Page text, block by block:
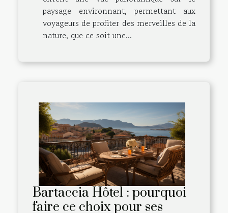
paysage environnant, permettant aux
voyageurs de profiter des merveilles de la
nature, que ce soit une...
Bartaccia Hôtel : pourquoi
faire ce choix pour ses